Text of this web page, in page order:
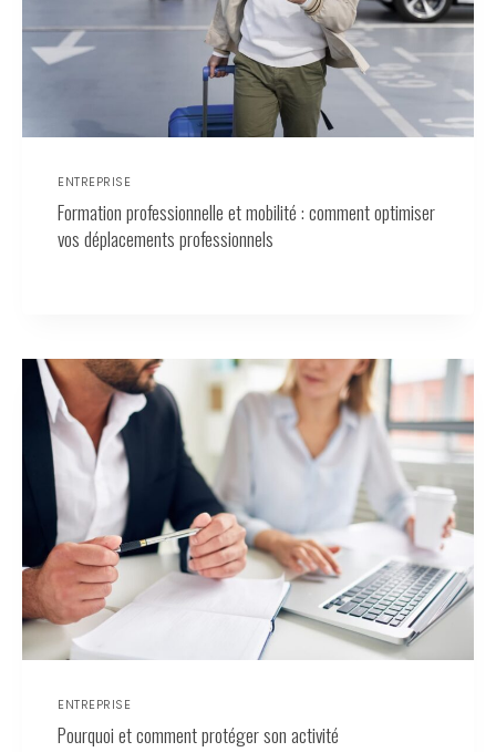
ENTREPRISE
Formation professionnelle et mobilité : comment optimiser
vos déplacements professionnels
ENTREPRISE
Pourquoi et comment protéger son activité